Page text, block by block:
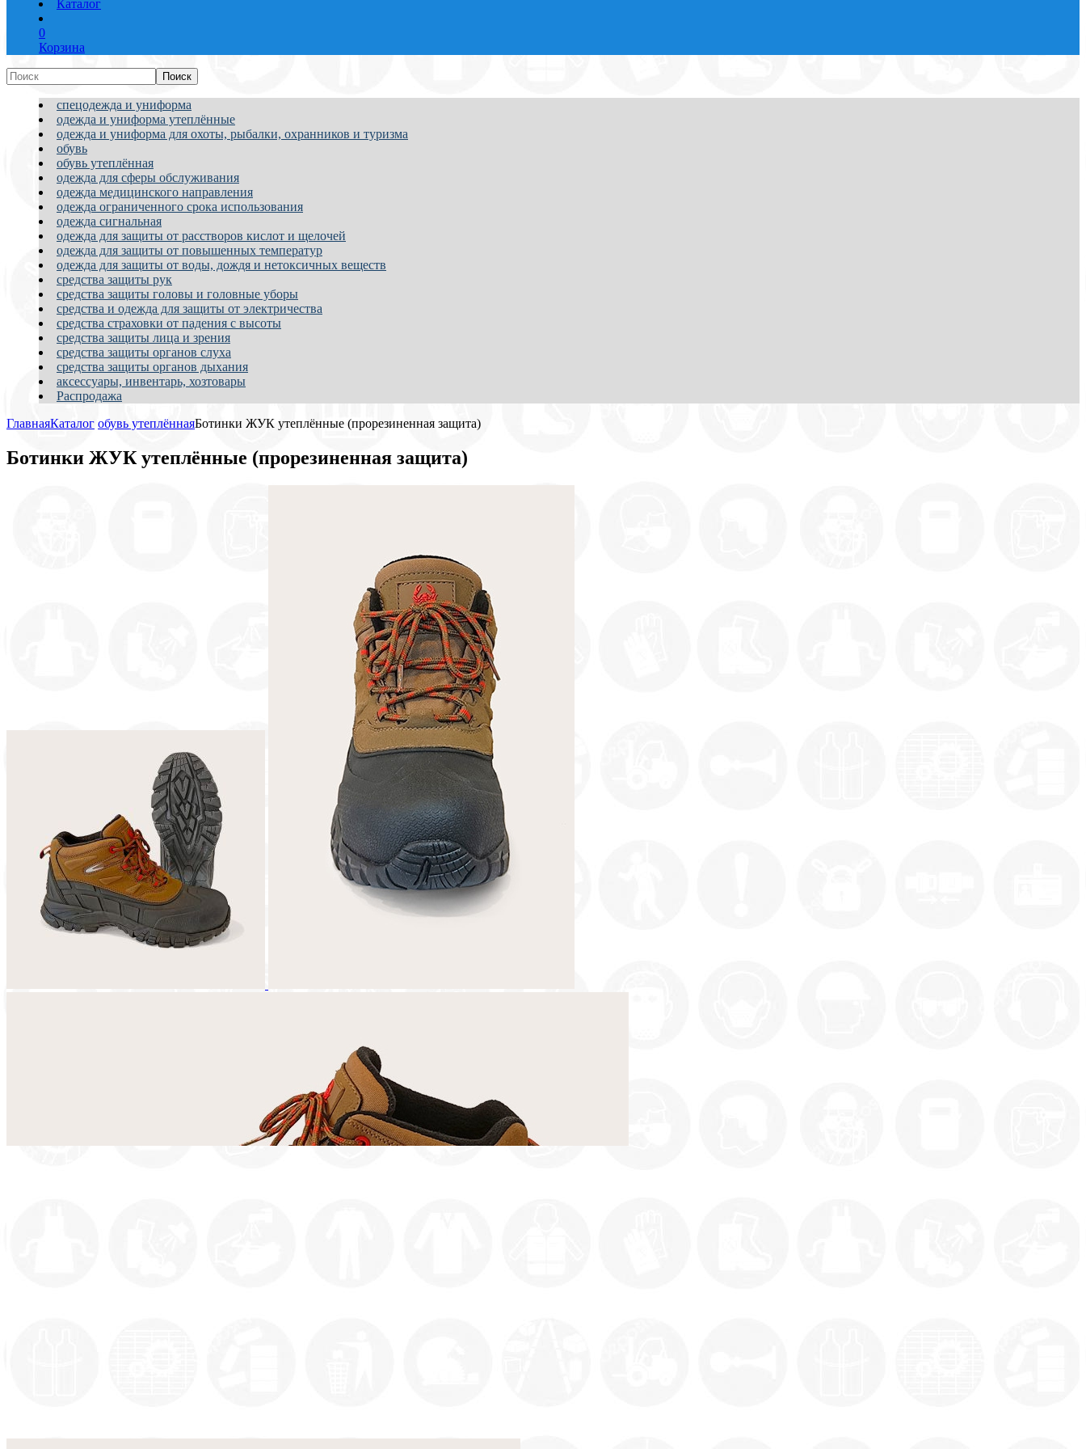
Каталог
0
Корзина
спецодежда и униформа
одежда и униформа утеплённые
одежда и униформа для охоты, рыбалки, охранников и туризма
обувь
обувь утеплённая
одежда для сферы обслуживания
одежда медицинского направления
одежда ограниченного срока использования
одежда сигнальная
одежда для защиты от расстворов кислот и щелочей
одежда для защиты от повышенных температур
одежда для защиты от воды, дождя и нетоксичных веществ
средства защиты рук
средства защиты головы и головные уборы
средства и одежда для защиты от электричества
средства страховки от падения с высоты
средства защиты лица и зрения
средства защиты органов слуха
средства защиты органов дыхания
аксессуары, инвентарь, хозтовары
Распродажа
ГлавнаяКаталог обувь утеплённаяБотинки ЖУК утеплённые (прорезиненная защита)
Ботинки ЖУК утеплённые (прорезиненная защита)